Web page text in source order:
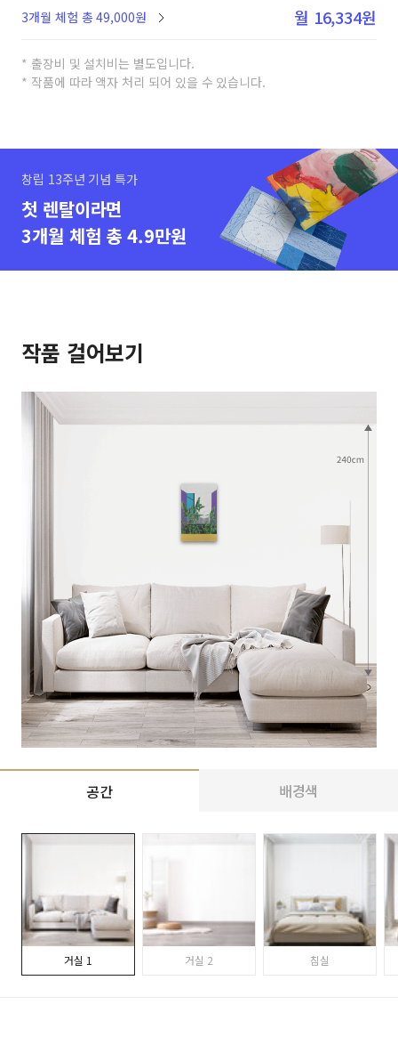
3개월 체험 총 49,000원 월 16,334원
* 출장비 및 설치비는 별도입니다.
* 작품에 따라 액자 처리 되어 있을 수 있습니다.
창립 13주년 기념 특가
첫 렌탈이라면
3개월 체험 총 4.9만원
작품 걸어보기
공간 배경색
거실 1 거실 2 침실